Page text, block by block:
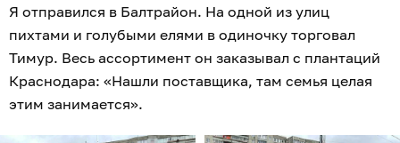
Я отправился в Балтрайон. На одной из улиц
пихтами и голубыми елями в одиночку торговал
Тимур. Весь ассортимент он заказывал с плантаций
Краснодара: «Нашли поставщика, там семья целая
этим занимается».